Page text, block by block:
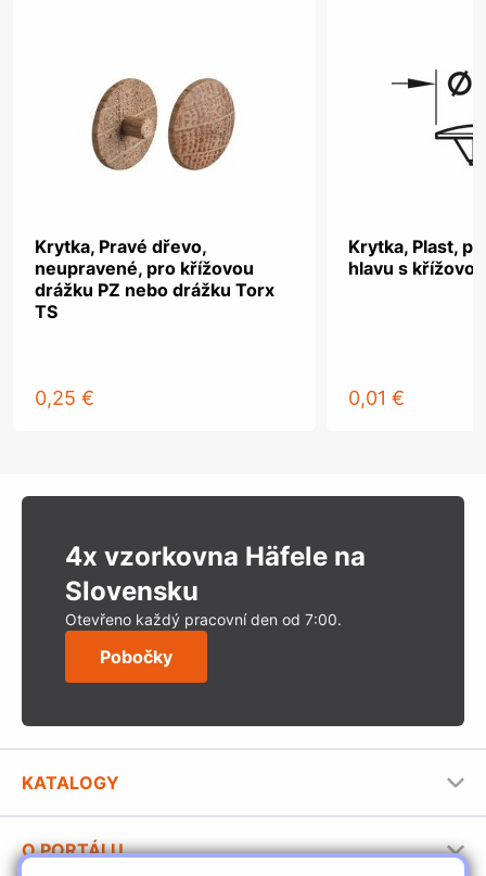
Krytka, Pravé dřevo,
neupravené, pro křížovou
drážku PZ nebo drážku Torx
TS
0,25 €
Krytka, Plast,
hlavu s
0,01 €
4x vzorkovna Häfele na
Slovensku
Otevřeno každý pracovní den od 7:00.
Pobočky
KATALOGY
Stavební katalog Häfele
O PORTÁLU